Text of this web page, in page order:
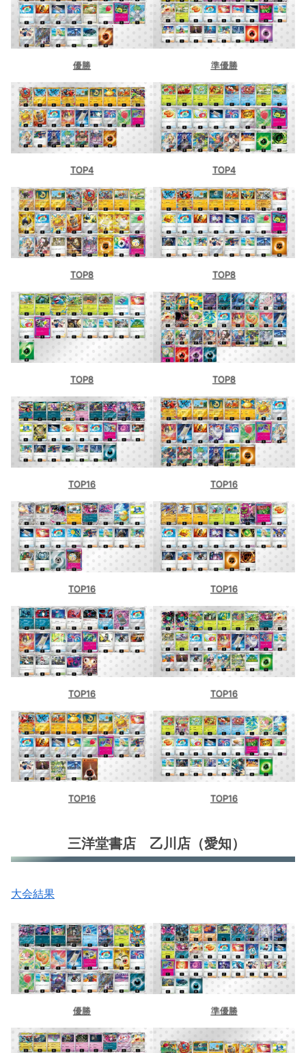
優勝 準優勝
TOP4 TOP4
TOP8 TOP8
TOP8 TOP8
TOP16 TOP16
TOP16 TOP16
TOP16 TOP16
TOP16 TOP16
三洋堂書店 乙川店（愛知）
大会結果
優勝 準優勝